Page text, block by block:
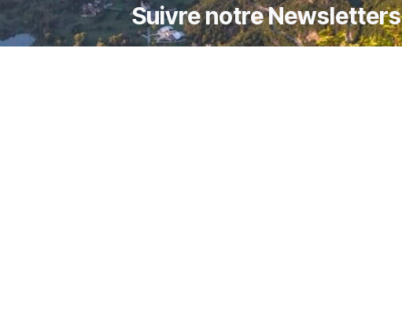
Suivre notre Newsletters